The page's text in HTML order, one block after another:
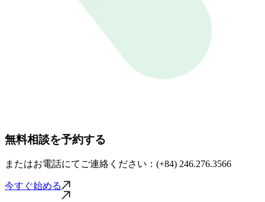
無料相談を予約する
またはお電話にてご連絡ください：(+84) 246.276.3566
今すぐ始める